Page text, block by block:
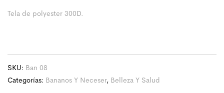
Tela de polyester 300D.
SKU: Ban 08
Categorías: Bananos Y Neceser, Belleza Y Salud